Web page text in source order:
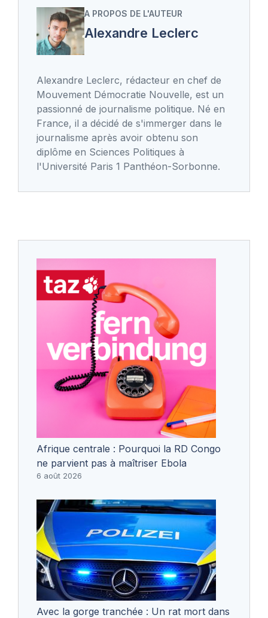
A PROPOS DE L'AUTEUR
Alexandre Leclerc
Alexandre Leclerc, rédacteur en chef de
Mouvement Démocratie Nouvelle, est un
passionné de journalisme politique. Né en
France, il a décidé de s'immerger dans le
journalisme après avoir obtenu son
diplôme en Sciences Politiques à
l'Université Paris 1 Panthéon-Sorbonne.
Afrique centrale : Pourquoi la RD Congo
ne parvient pas à maîtriser Ebola
6 août 2026
Avec la gorge tranchée : Un rat mort dans